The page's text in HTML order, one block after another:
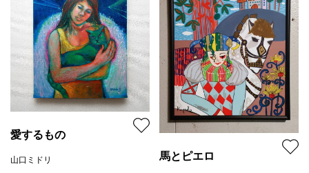
愛するもの
山口ミドリ
馬とピエロ